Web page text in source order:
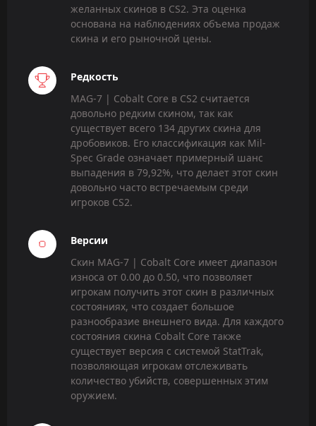
желанных скинов в CS2. Эта оценка
основана на наблюдениях объема продаж
скина и его рыночной цены.
Редкость
MAG-7 | Cobalt Core в CS2 считается
довольно редким скином, так как
существует всего 134 других скина для
дробовиков. Его классификация как Mil-
Spec Grade означает примерный шанс
выпадения в 79,92%, что делает этот скин
довольно часто встречаемым среди
игроков CS2.
Версии
Скин MAG-7 | Cobalt Core имеет диапазон
износа от 0.00 до 0.50, что позволяет
игрокам получить этот скин в различных
состояниях, что создает большое
разнообразие внешнего вида. Для каждого
состояния скина Cobalt Core также
существует версия с системой StatTrak,
позволяющая игрокам отслеживать
количество убийств, совершенных этим
оружием.